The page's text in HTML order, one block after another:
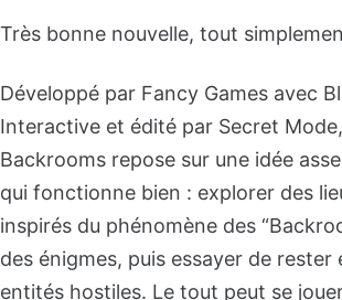
Très bonne nouvelle, tout
Développé par Fancy Games avec
Interactive et édité par Secret
Backrooms repose sur une idée
qui fonctionne bien : explorer des
inspirés du phénomène des
des énigmes, puis essayer de rester
entités hostiles. Le tout peut se